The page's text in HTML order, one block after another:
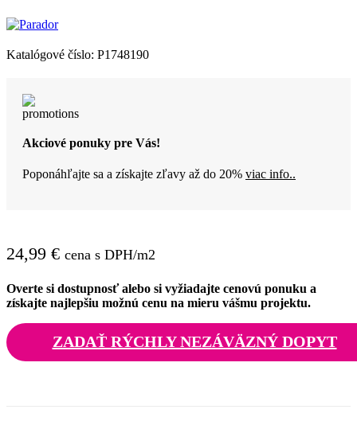
Katalógové číslo: P1748190
Akciové ponuky pre Vás!
Poponáhľajte sa a získajte zľavy až do 20% viac info..
24,99 € cena s DPH/m2
Overte si dostupnosť alebo si vyžiadajte cenovú ponuku a
získajte najlepšiu možnú cenu na mieru vášmu projektu.
ZADAŤ RÝCHLY NEZÁVÄZNÝ DOPYT